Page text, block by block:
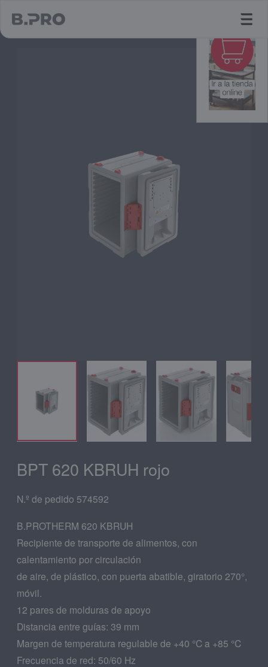
BPT 620 KBRUH rojo
N.º de pedido 574592
B.PROTHERM 620 KBRUH
Recipiente de transporte de alimentos, con
calentamiento por circulación
de aire, de plástico, con puerta abatible, giratorio 270°,
móvil.
12 pares de molduras de apoyo
Distancia entre guías: 39 mm
Margen de temperatura regulable de +40 °C a +85 °C
Frecuencia de red: 50/60 Hz